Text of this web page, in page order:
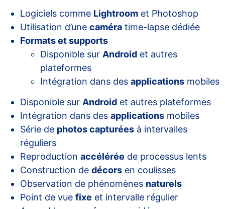
Logiciels comme Lightroom et Photoshop
Utilisation d’une caméra time-lapse dédiée
Formats et supports
Disponible sur Android et autres
plateformes
Intégration dans des applications mobiles
Disponible sur Android et autres plateformes
Intégration dans des applications mobiles
Série de photos capturées à intervalles
réguliers
Reproduction accélérée de processus lents
Construction de décors en coulisses
Observation de phénomènes naturels
Point de vue fixe et intervalle régulier